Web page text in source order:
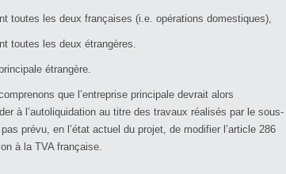
toutes les deux françaises (i.e. opérations domestiques),
toutes les deux étrangères.
étrangère.
que l’entreprise principale devrait alors
à l’autoliquidation au titre des travaux réalisés par le sous-
prévu, en l’état actuel du projet, de modifier l’article 286
à la TVA française.